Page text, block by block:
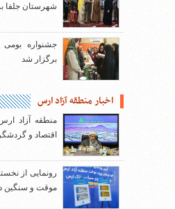
شهرستان جلفا
جشنواره
برگزار شد
اخبار منطقه آزاد ارس
منطقه آزاد
اقتصاد و
رونمایی از
موقت و سنگین